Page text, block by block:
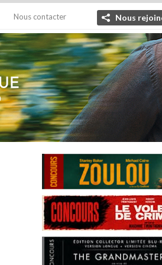
Nous contacter Nous